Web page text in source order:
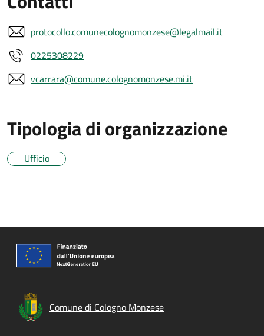
protocollo.comunecolognomonzese@legalmail.it
0225308229
vcarrara@comune.colognomonzese.mi.it
Tipologia di organizzazione
Ufficio
Comune di Cologno Monzese